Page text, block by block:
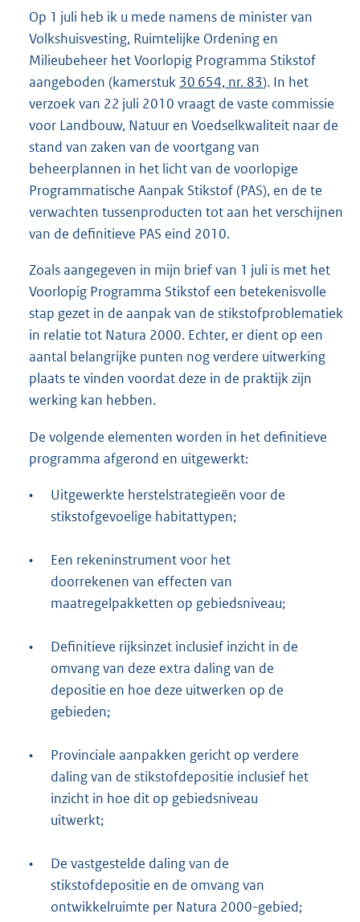
Op 1 juli heb ik u mede namens de minister van
Volkshuisvesting, Ruimtelijke Ordening en
Milieubeheer het Voorlopig Programma Stikstof
aangeboden (kamerstuk 30 654, nr. 83). In het
verzoek van 22 juli 2010 vraagt de vaste commissie
voor Landbouw, Natuur en Voedselkwaliteit naar de
stand van zaken van de voortgang van
beheerplannen in het licht van de voorlopige
Programmatische Aanpak Stikstof (PAS), en de te
verwachten tussenproducten tot aan het verschijnen
van de definitieve PAS eind 2010.
Zoals aangegeven in mijn brief van 1 juli is met het
Voorlopig Programma Stikstof een betekenisvolle
stap gezet in de aanpak van de stikstofproblematiek
in relatie tot Natura 2000. Echter, er dient op een
aantal belangrijke punten nog verdere uitwerking
plaats te vinden voordat deze in de praktijk zijn
werking kan hebben.
De volgende elementen worden in het definitieve
programma afgerond en uitgewerkt:
•
Uitgewerkte herstelstrategieën voor de
stikstofgevoelige habitattypen;
•
Een rekeninstrument voor het
doorrekenen van effecten van
maatregelpakketten op gebiedsniveau;
•
Definitieve rijksinzet inclusief inzicht in de
omvang van deze extra daling van de
depositie en hoe deze uitwerken op de
gebieden;
•
Provinciale aanpakken gericht op verdere
daling van de stikstofdepositie inclusief het
inzicht in hoe dit op gebiedsniveau
uitwerkt;
•
De vastgestelde daling van de
stikstofdepositie en de omvang van
ontwikkelruimte per Natura 2000-gebied;